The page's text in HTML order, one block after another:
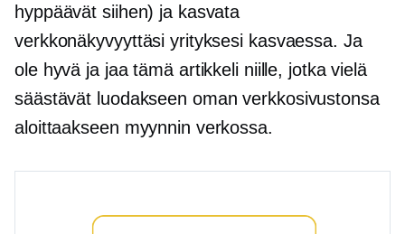
hyppäävät siihen) ja kasvata
verkkonäkyvyyttäsi yrityksesi kasvaessa. Ja
ole hyvä ja jaa tämä artikkeli niille, jotka vielä
säästävät luodakseen oman verkkosivustonsa
aloittaakseen myynnin verkossa.